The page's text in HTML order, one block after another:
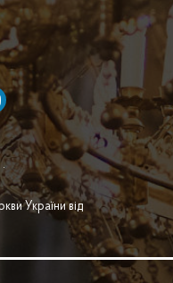
.
України від